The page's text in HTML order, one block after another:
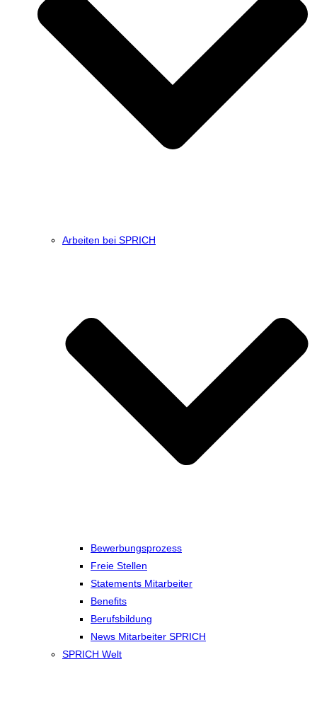
Arbeiten bei SPRICH
Bewerbungsprozess
Freie Stellen
Statements Mitarbeiter
Benefits
Berufsbildung
News Mitarbeiter SPRICH
SPRICH Welt